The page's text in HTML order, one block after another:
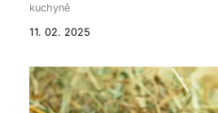
kuchyně
11. 02. 2025